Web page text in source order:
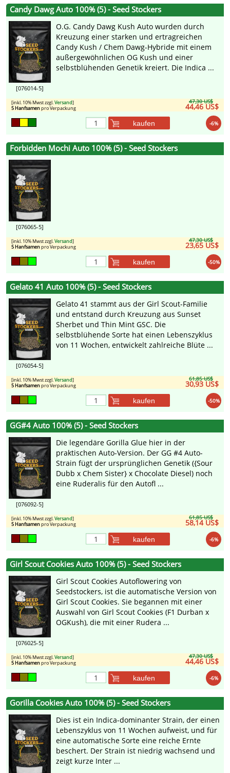
Candy Dawg Auto 100% (5) - Seed Stockers
[076014-5]
O.G. Candy Dawg Kush Auto wurden durch
Kreuzung einer starken und ertragreichen
Candy Kush / Chem Dawg-Hybride mit einem
außergewöhnlichen OG Kush und einer
selbstblühenden Genetik kreiert. Die Indica ...
47,30 US$
44,46 US$
[inkl. 10% Mwst zzgl.Versand]
5 Hanfsamenpro Verpackung
-6%
kaufen
Forbidden Mochi Auto 100% (5) - Seed Stockers
[076065-5]
47,30 US$
23,65 US$
[inkl. 10% Mwst zzgl.Versand]
5 Hanfsamenpro Verpackung
-50%
kaufen
Gelato 41 Auto 100% (5) - Seed Stockers
[076054-5]
Gelato 41 stammt aus der Girl Scout-Familie
und entstand durch Kreuzung aus Sunset
Sherbet und Thin Mint GSC. Die
selbstblühende Sorte hat einen Lebenszyklus
von 11 Wochen, entwickelt zahlreiche Blüte ...
61,85 US$
30,93 US$
[inkl. 10% Mwst zzgl.Versand]
5 Hanfsamenpro Verpackung
-50%
kaufen
GG#4 Auto 100% (5) - Seed Stockers
[076092-5]
Die legendäre Gorilla Glue hier in der
praktischen Auto-Version. Der GG #4 Auto-
Strain fügt der ursprünglichen Genetik ({Sour
Dubb x Chem Sister} x Chocolate Diesel) noch
eine Ruderalis für den Autofl ...
61,85 US$
58,14 US$
[inkl. 10% Mwst zzgl.Versand]
5 Hanfsamenpro Verpackung
-6%
kaufen
Girl Scout Cookies Auto 100% (5) - Seed Stockers
[076025-5]
Girl Scout Cookies Autoflowering von
Seedstockers, ist die automatische Version von
Girl Scout Cookies. Sie begannen mit einer
Auswahl von Girl Scout Cookies (F1 Durban x
OGKush), die mit einer Rudera ...
47,30 US$
44,46 US$
[inkl. 10% Mwst zzgl.Versand]
5 Hanfsamenpro Verpackung
-6%
kaufen
Gorilla Cookies Auto 100% (5) - Seed Stockers
Dies ist ein Indica-dominanter Strain, der einen
Lebenszyklus von 11 Wochen aufweist, und für
eine automatische Sorte eine reiche Ernte
beschert. Der Strain ist niedrig wachsend und
zeigt kurze Inter ...